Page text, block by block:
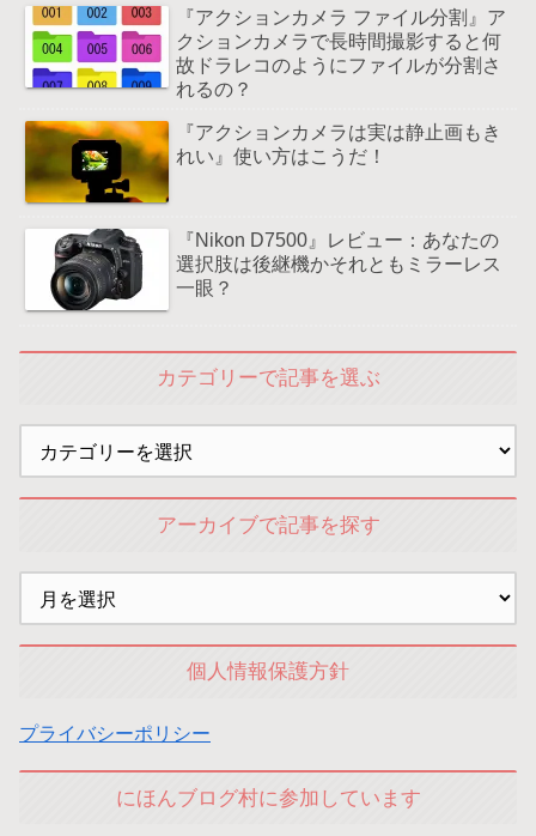
『アクションカメラ ファイル分割』ア
クションカメラで長時間撮影すると何
故ドラレコのようにファイルが分割さ
れるの？
『アクションカメラは実は静止画もき
れい』使い方はこうだ！
『Nikon D7500』レビュー：あなたの
選択肢は後継機かそれともミラーレス
一眼？
カテゴリーで記事を選ぶ
アーカイブで記事を探す
個人情報保護方針
プライバシーポリシー
にほんブログ村に参加しています